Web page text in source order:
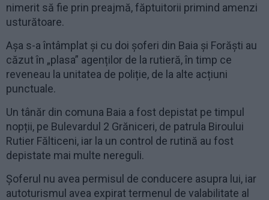
nimerit să fie prin preajmă, făptuitorii primind amenzi
usturătoare.
Așa s-a întâmplat și cu doi șoferi din Baia și Forăști au
căzut în „plasa” agenților de la rutieră, în timp ce
reveneau la unitatea de poliție, de la alte acțiuni
punctuale.
Un tânăr din comuna Baia a fost depistat pe timpul
nopții, pe Bulevardul 2 Grăniceri, de patrula Biroului
Rutier Fălticeni, iar la un control de rutină au fost
depistate mai multe nereguli.
Șoferul nu avea permisul de conducere asupra lui, iar
autoturismul avea expirat termenul de valabilitate al